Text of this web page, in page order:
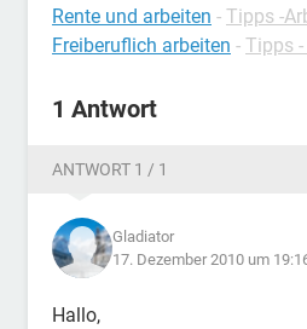
Rente und arbeiten - Tipps -
Freiberuflich arbeiten - Tipps
1 Antwort
ANTWORT 1 / 1
Gladiator
17. Dezember 2010 um
Hallo,